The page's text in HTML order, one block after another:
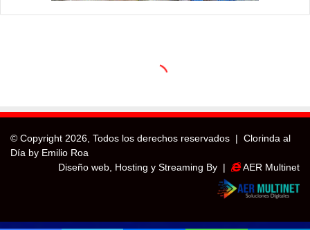
© Copyright 2026, Todos los derechos reservados | Clorinda al
Día by Emilio Roa
Diseño web, Hosting y Streaming By |
AER Multinet